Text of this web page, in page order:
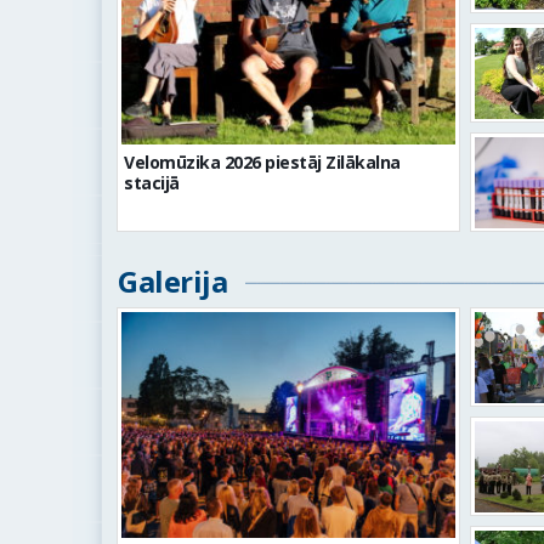
Velomūzika 2026 piestāj Zilākalna
stacijā
Galerija